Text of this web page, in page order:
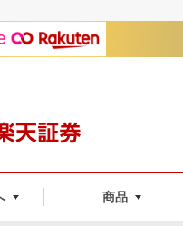
商品